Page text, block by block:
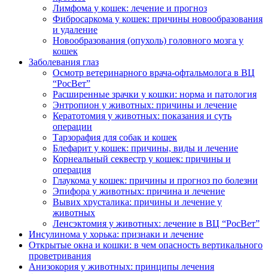
Лимфома у кошек: лечение и прогноз
Фибросаркома у кошек: причины новообразования
и удаление
Новообразования (опухоль) головного мозга у
кошек
Заболевания глаз
Осмотр ветеринарного врача-офтальмолога в ВЦ
“РосВет”
Расширенные зрачки у кошки: норма и патология
Энтропион у животных: причины и лечение
Кератотомия у животных: показания и суть
операции
Тарзорафия для собак и кошек
Блефарит у кошек: причины, виды и лечение
Корнеальный секвестр у кошек: причины и
операция
Глаукома у кошек: причины и прогноз по болезни
Эпифора у животных: причина и лечение
Вывих хрусталика: причины и лечение у
животных
Ленсэктомия у животных: лечение в ВЦ “РосВет”
Инсулинома у хорька: признаки и лечение
Открытые окна и кошки: в чем опасность вертикального
проветривания
Анизокория у животных: принципы лечения